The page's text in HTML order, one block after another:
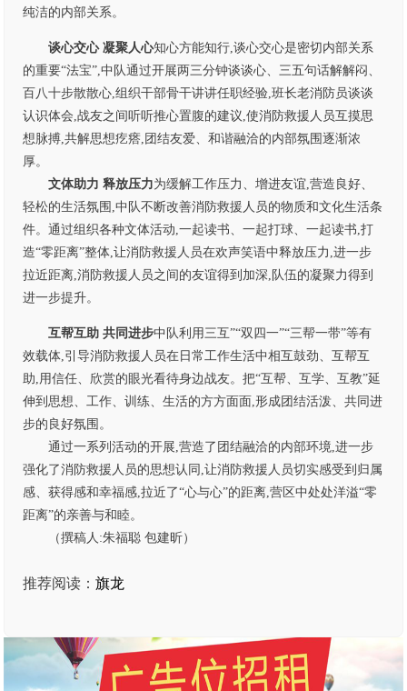
纯洁的内部关系。
谈心交心 凝聚人心知心方能知行,谈心交心是密切内部关系
的重要“法宝”,中队通过开展两三分钟谈谈心、三五句话解解闷、
百八十步散散心,组织干部骨干讲讲任职经验,班长老消防员谈谈
认识体会,战友之间听听推心置腹的建议,使消防救援人员互摸思
想脉搏,共解思想疙瘩,团结友爱、和谐融洽的内部氛围逐渐浓
厚。
文体助力 释放压力为缓解工作压力、增进友谊,营造良好、
轻松的生活氛围,中队不断改善消防救援人员的物质和文化生活条
件。通过组织各种文体活动,一起读书、一起打球、一起读书,打
造“零距离”整体,让消防救援人员在欢声笑语中释放压力,进一步
拉近距离,消防救援人员之间的友谊得到加深,队伍的凝聚力得到
进一步提升。
互帮互助 共同进步中队利用三互”“双四一”“三帮一带”等有
效载体,引导消防救援人员在日常工作生活中相互鼓劲、互帮互
助,用信任、欣赏的眼光看待身边战友。把“互帮、互学、互教”延
伸到思想、工作、训练、生活的方方面面,形成团结活泼、共同进
步的良好氛围。
通过一系列活动的开展,营造了团结融洽的内部环境,进一步
强化了消防救援人员的思想认同,让消防救援人员切实感受到归属
感、获得感和幸福感,拉近了“心与心”的距离,营区中处处洋溢“零
距离”的亲善与和睦。
（撰稿人:朱福聪 包建昕）
推荐阅读：旗龙